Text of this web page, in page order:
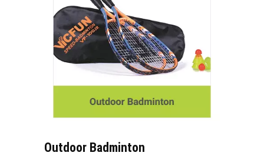
Outdoor Badminton